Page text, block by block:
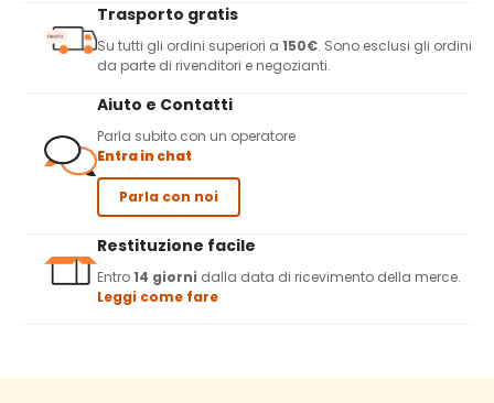
Trasporto gratis
Su tutti gli ordini superiori a 150€. Sono esclusi gli ordini
da parte di rivenditori e negozianti.
Aiuto e Contatti
Parla subito con un operatore
Entra in chat
Parla con noi
Restituzione facile
Entro14 giorni dalla data di ricevimento della merce.
Leggi come fare